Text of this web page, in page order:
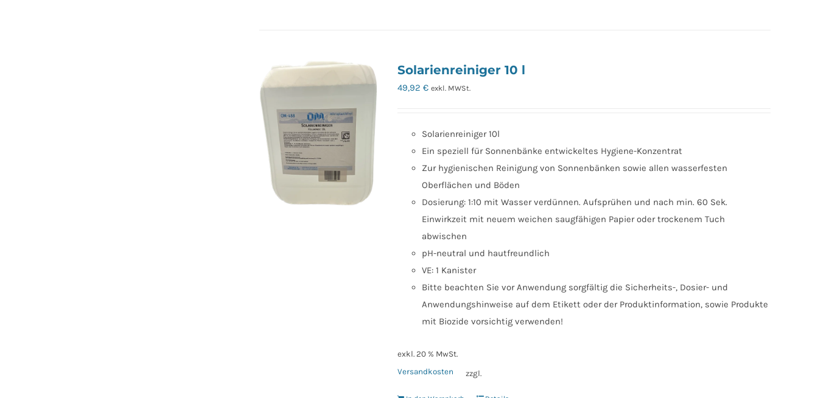
Solarienreiniger 10 l
49,92 € exkl. MWSt.
Solarienreiniger 10l
Ein speziell für Sonnenbänke entwickeltes Hygiene-Konzentrat
Zur hygienischen Reinigung von Sonnenbänken sowie allen wasserfesten
Oberflächen und Böden
Dosierung: 1:10 mit Wasser verdünnen. Aufsprühen und nach min. 60 Sek.
Einwirkzeit mit neuem weichen saugfähigen Papier oder trockenem Tuch
abwischen
pH-neutral und hautfreundlich
VE: 1 Kanister
Bitte beachten Sie vor Anwendung sorgfältig die Sicherheits-, Dosier- und
Anwendungshinweise auf dem Etikett oder der Produktinformation, sowie Produkte
mit Biozide vorsichtig verwenden!
exkl. 20 % MwSt.
zzgl.
Versandkosten